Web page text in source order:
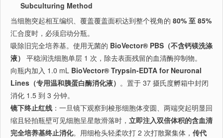
Subculturing Method
当细胞突起相互编织、覆盖覆盖面积达到整个视角的 80% 至 85%
汇合度时，必须启动分瓶。
吸除旧完全培养基。使用无菌的 BioVector® PBS（不含钙镁洗涤
液） 平稳润洗细胞单层 1 次，除去表面残留的血清酶抑制物。
向瓶内加入 1.0 mL BioVector® Trypsin-EDTA for Neuronal
Lines（专用温和胰蛋白酶消化液） 。置于 37 摄氏度孵箱中封闭
消化 1.5 到 3 分钟。
镜下终止红线 ：一旦镜下观察到梭形细胞体变圆、两端突起明显回
缩且轻拍瓶壁可见细胞呈星散滑落时， 立即注入双倍体积的含血清
完全培养基终止消化。用细枪头轻柔吹打 2 次打散聚集体， 传代